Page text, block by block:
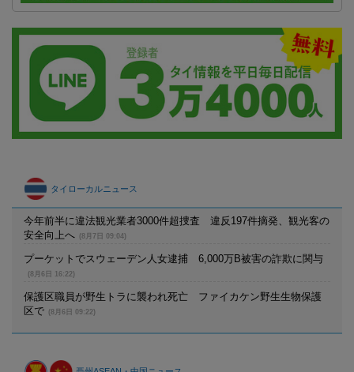
タイローカルニュース
今年前半に違法観光業者3000件超捜査 違反197件摘発、観光客の
安全向上へ
(8月7日 09:04)
プーケットでスウェーデン人女逮捕 6,000万B被害の詐欺に関与
(8月6日 16:22)
保護区職員が野生トラに襲われ死亡 ファイカケン野生生物保護
区で
(8月6日 09:22)